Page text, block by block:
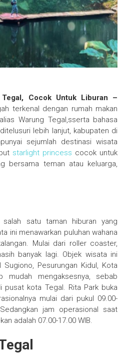
Cocok Untuk Liburan –
terkenal dengan rumah makan
Warung Tegal,sserta bahasa
lebih lanjut, kabupaten di
sejumlah destinasi wisata
starlight princess cocok untuk
bersama teman atau keluarga,
salah satu taman hiburan yang
ini menawarkan puluhan wahana
Mulai dari roller coaster,
banyak lagi. Objek wisata ini
Pesurungan Kidul, Kota
mudah mengaksesnya, sebab
kota Tegal. Rita Park buka
mulai dari pukul 09.00-
jam operasional saat
adalah 07.00-17.00 WIB.